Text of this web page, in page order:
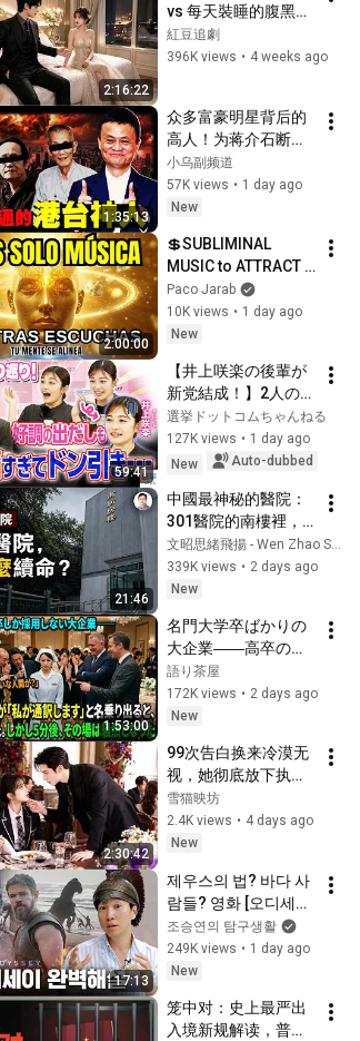
2:16:22
vs 每天裝睡的腹黑大
少，這豪門衝喜居然
是雙向奔赴！
代 #甜寵愛情劇
紅豆追劇
396K views • 4 weeks ago
1:35:13
众多富豪明星背后的
高人！为蒋介石断
命、精准预言李嘉诚
的一生，临终前泄露
「改命秘术」，普通
不到钱？1小时中间无
广告合集[She's
Xiaowu 小乌]
小乌副频道
57K views • 1 day ago
New
2:00:00
💲SUBLIMINAL
MUSIC to ATTRACT
MONEY, SUCCESS
and LOVE ❤️2 Hours
of
Screen
Paco Jarab
10K views • 1 day ago
New
59:41
【井上咲楽の後輩が
新党結成！】2人の間
に週刊誌報道！？／
田川市長に“再生の
道”系当選／“鈴木康
辞職願【井上咲楽×山
本期日前】｜選挙ド
ットコムちゃんねる
選挙ドットコムちゃんねる
127K views • 1 day ago
New
Auto-dubbed
21:46
中國最神秘的醫院：
301醫院的南樓裡，
權力如何獲得另一套
生命規則？【文昭思
緒飛揚563】
文昭思緒飛揚 - Wen Zhao Studio
339K views • 2 days ago
New
1:53:00
名門大学卒ばかりの
大企業――高卒の清
掃員が「私が通訳い
たします」と財閥会
長に告げた瞬間、全
し5分後、その場は静
まり返った。#動エ
ピソード#老後の物
語 #家族の物語
語り茶屋
172K views • 2 days ago
New
2:30:42
99次告白换来冷漠无
视，她彻底放下执念
去相亲。反转来得猝
不及防，相亲对象竟
是男神亲小叔，手握
都是她，狠狠弥补她
过往所有委屈！【第
100次的回响】
雪猫映坊
2.4K views • 4 days ago
New
17:13
제우스의 법? 바다 사
람들? 영화 [오디세이]
에 숨겨진 역사 배경
총정리
조승연의 탐구생활
249K views • 1 day ago
New
笼中对：史上最严出
入境新规解读，普通